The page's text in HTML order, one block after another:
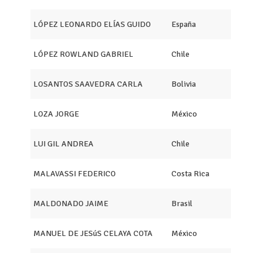
LÓPEZ LEONARDO ELÍAS GUIDO España
LÓPEZ ROWLAND GABRIEL Chile
LOSANTOS SAAVEDRA CARLA Bolivia
LOZA JORGE México
LUI GIL ANDREA Chile
MALAVASSI FEDERICO Costa Rica
MALDONADO JAIME Brasil
MANUEL DE JESúS CELAYA COTA México